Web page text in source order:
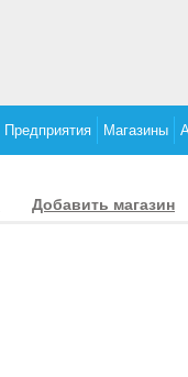
Предприятия Магазины
Добавить магазин